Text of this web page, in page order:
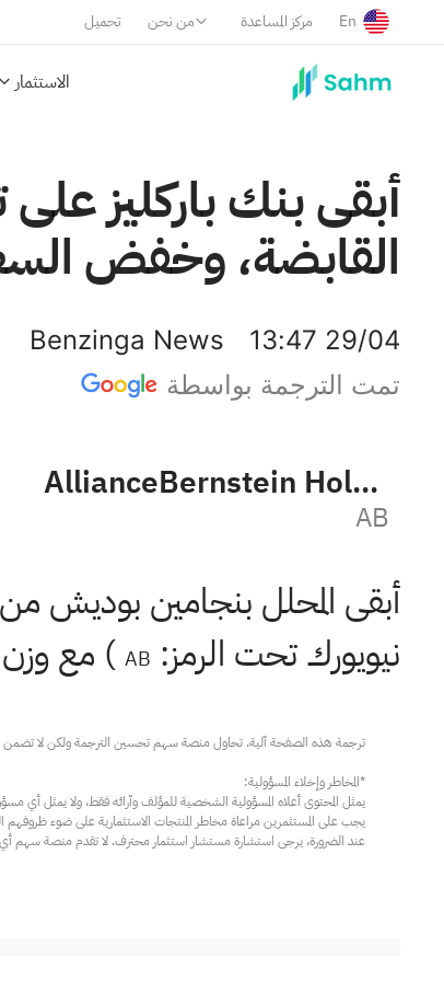
تحميل من نحن مركز المساعدة En
الاستثمار
أبقى بنك باركليز
القابضة، وخفض السعر
Benzinga News
13:47 29/04
تمت الترجمة بواسطة
AllianceBernstein Holding L.P.
AB
أبقى المحلل بنجامين بوديش من
نيويورك تحت الرمز: AB ) مع وزن
عند الضرورة، يرجى استشارة مستشار استثمار محترف. لا تقدم منصة سهم أي